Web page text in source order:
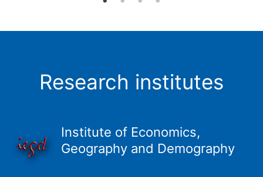
Research institutes
Institute of Economics,
Geography and Demography